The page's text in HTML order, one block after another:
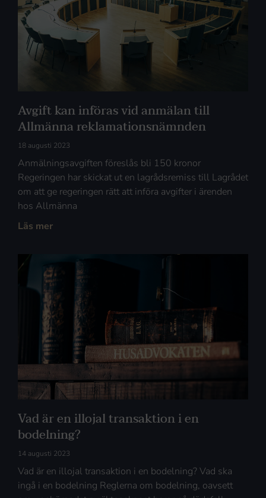
Avgift kan införas vid anmälan till
Allmänna reklamationsnämnden
18 augusti 2023
Anmälningsavgiften föreslås bli 150 kronor
Regeringen har skickat ut en lagrådsremiss till Lagrådet
om att ge regeringen rätt att införa avgifter i ärenden
hos Allmänna
Läs mer
Vad är en illojal transaktion i en
bodelning?
14 augusti 2023
Vad är en illojal transaktion i en bodelning? Vad ska
ingå i en bodelning Reglerna om bodelning, oavsett